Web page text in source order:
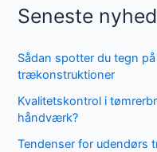
Seneste
Sådan spotter du tegn
trækonstruktioner
Kvalitetskontrol i
håndværk?
Tendenser for udendørs